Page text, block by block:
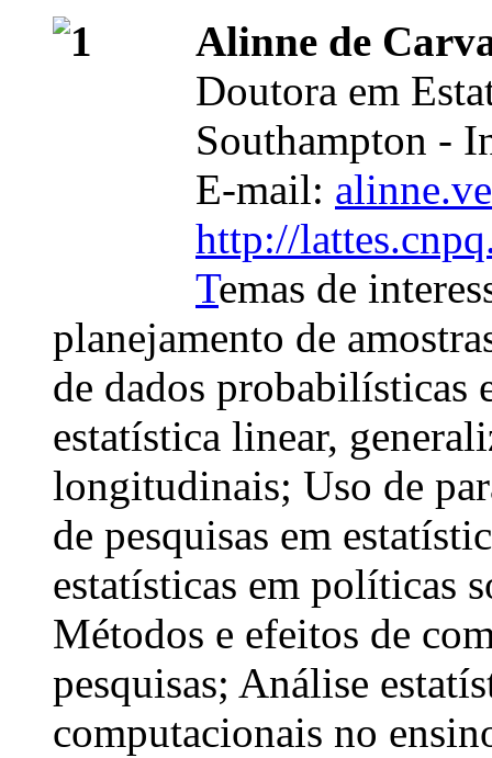
Alinne de
Doutora em
Southampton -
E-mail:
http://
Temas de
planejamento de
de dados probabilísticas
estatística linear,
longitudinais; Uso de
de pesquisas em
estatísticas em políticas
Métodos e efeitos de
pesquisas; Análise
computacionais no